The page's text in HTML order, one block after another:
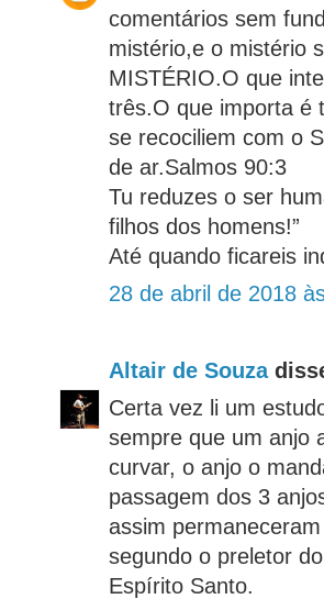
comentários sem
mistério,e o mistério
MISTÉRIO.O que
três.O que importa é
se recociliem com o
de ar.Salmos 90:3
Tu reduzes o ser
filhos dos homens!”
Até quando ficareis
28 de abril de 2018
Altair de Souza
Certa vez li um
sempre que um anjo
curvar, o anjo o
passagem dos 3
assim
segundo o preletor
Espírito Santo.